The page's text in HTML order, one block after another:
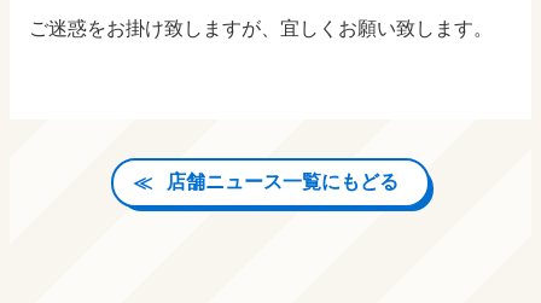
ご迷惑をお掛け致しますが、宜しくお願い致します。
店舗ニュース一覧にもどる